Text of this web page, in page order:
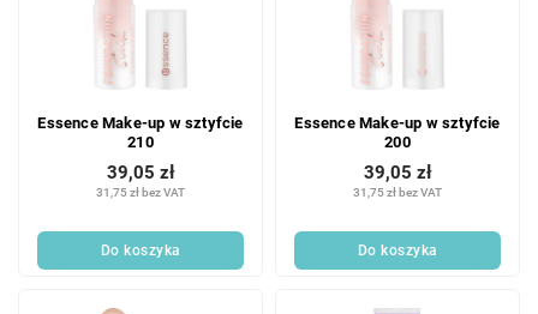
Essence Make-up w sztyfcie
210
31,75 zł bez VAT
39,05 zł
Do koszyka
Essence Make-up w sztyfcie
200
31,75 zł bez VAT
39,05 zł
Do koszyka